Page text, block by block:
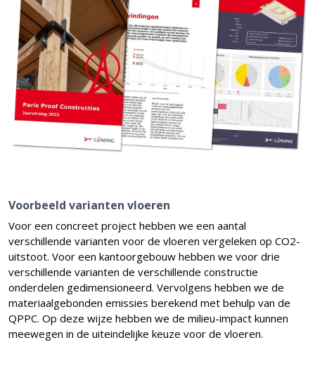
Voorbeeld varianten vloeren
Voor een concreet project hebben we een aantal
verschillende varianten voor de vloeren vergeleken op CO2-
uitstoot. Voor een kantoorgebouw hebben we voor drie
verschillende varianten de verschillende constructie
onderdelen gedimensioneerd. Vervolgens hebben we de
materiaalgebonden emissies berekend met behulp van de
QPPC. Op deze wijze hebben we de milieu-impact kunnen
meewegen in de uiteindelijke keuze voor de vloeren.